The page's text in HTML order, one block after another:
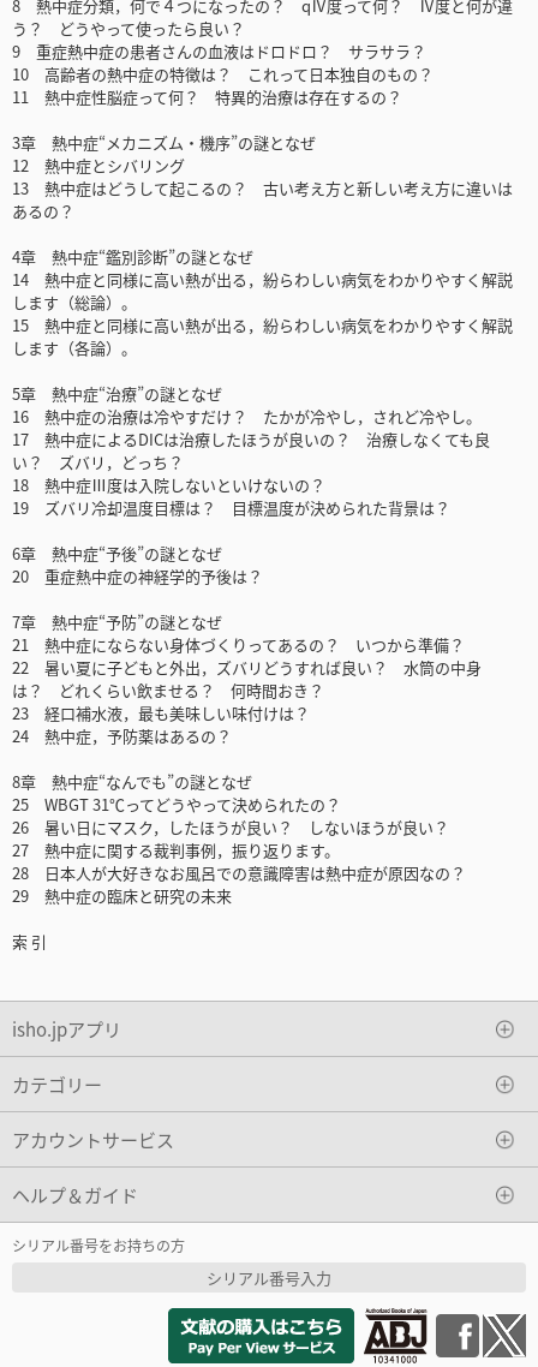
8 熱中症分類，何で４つになったの？ qⅣ度って何？ Ⅳ度と何が違
う？ どうやって使ったら良い？
9 重症熱中症の患者さんの血液はドロドロ？ サラサラ？
10 高齢者の熱中症の特徴は？ これって日本独自のもの？
11 熱中症性脳症って何？ 特異的治療は存在するの？
3章 熱中症“メカニズム・機序”の謎となぜ
12 熱中症とシバリング
13 熱中症はどうして起こるの？ 古い考え方と新しい考え方に違いは
あるの？
4章 熱中症“鑑別診断”の謎となぜ
14 熱中症と同様に高い熱が出る，紛らわしい病気をわかりやすく解説
します（総論）。
15 熱中症と同様に高い熱が出る，紛らわしい病気をわかりやすく解説
します（各論）。
5章 熱中症“治療”の謎となぜ
16 熱中症の治療は冷やすだけ？ たかが冷やし，されど冷やし。
17 熱中症によるDICは治療したほうが良いの？ 治療しなくても良
い？ ズバリ，どっち？
18 熱中症Ⅲ度は入院しないといけないの？
19 ズバリ冷却温度目標は？ 目標温度が決められた背景は？
6章 熱中症“予後”の謎となぜ
20 重症熱中症の神経学的予後は？
7章 熱中症“予防”の謎となぜ
21 熱中症にならない身体づくりってあるの？ いつから準備？
22 暑い夏に子どもと外出，ズバリどうすれば良い？ 水筒の中身
は？ どれくらい飲ませる？ 何時間おき？
23 経口補水液，最も美味しい味付けは？
24 熱中症，予防薬はあるの？
8章 熱中症“なんでも”の謎となぜ
25 WBGT 31℃ってどうやって決められたの？
26 暑い日にマスク，したほうが良い？ しないほうが良い？
27 熱中症に関する裁判事例，振り返ります。
28 日本人が大好きなお風呂での意識障害は熱中症が原因なの？
29 熱中症の臨床と研究の未来
索 引
isho.jpアプリ
カテゴリー
アカウントサービス
ヘルプ＆ガイド
シリアル番号をお持ちの方
シリアル番号入力